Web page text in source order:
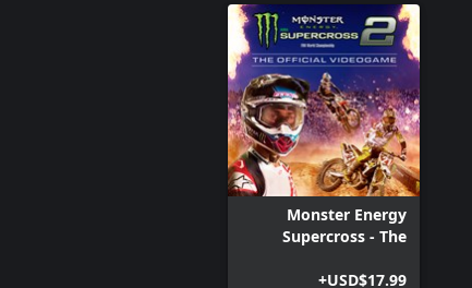
Monster Energy
Supercross - The
USD$17.99+